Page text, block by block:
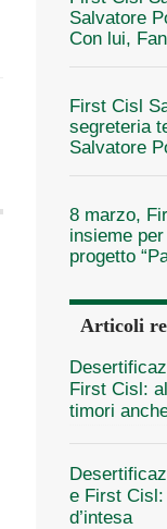
Salvatore
Con lui,
First Cisl
segreteria
Salvatore
8 marzo,
insieme
progetto
Articoli
First Cisl:
timori
e First
d’intesa